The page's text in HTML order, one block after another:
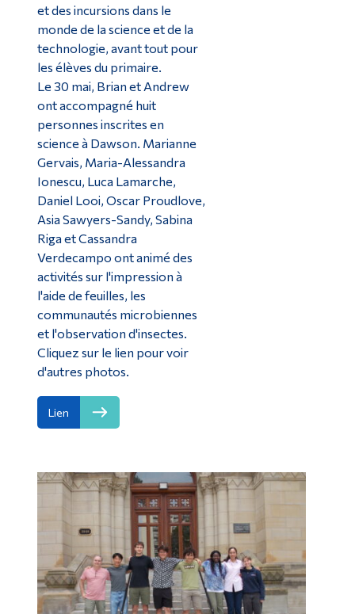
et des incursions dans le
monde de la science et de la
technologie, avant tout pour
les élèves du primaire.
Le 30 mai, Brian et Andrew
ont accompagné huit
personnes inscrites en
science à Dawson. Marianne
Gervais, Maria-Alessandra
Ionescu, Luca Lamarche,
Daniel Looi, Oscar Proudlove,
Asia Sawyers-Sandy, Sabina
Riga et Cassandra
Verdecampo ont animé des
activités sur l'impression à
l'aide de feuilles, les
communautés microbiennes
et l'observation d'insectes.
Cliquez sur le lien pour voir
d'autres photos.
Lien